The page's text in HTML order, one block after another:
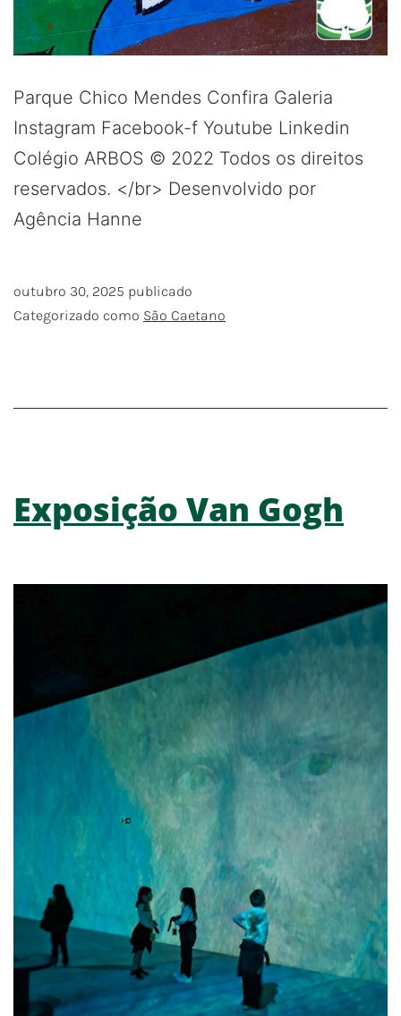
Parque Chico Mendes Confira Galeria
Instagram Facebook-f Youtube Linkedin
Colégio ARBOS © 2022 Todos os direitos
reservados. </br> Desenvolvido por
Agência Hanne
outubro 30, 2025 publicado
Categorizado como São Caetano
Exposição Van Gogh